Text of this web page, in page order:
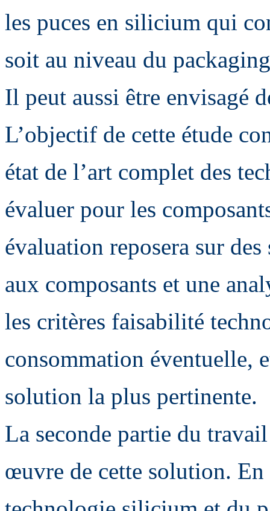
les puces en silicium qui
soit au niveau du
Il peut aussi être envisagé
L’objectif de cette étude
état de l’art complet des
évaluer pour les
évaluation reposera sur
aux composants et une
les critères faisabilité
consommation éventuelle,
solution la plus pertinente.
La seconde partie du
œuvre de cette solution. En